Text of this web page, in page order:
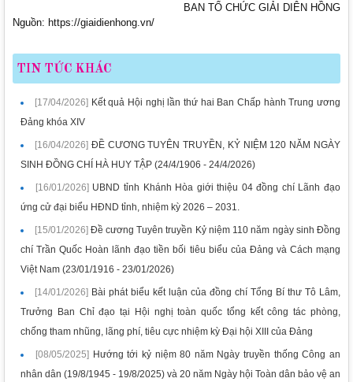
BAN TỔ CHỨC GIẢI DIÊN HỒNG
Nguồn: https://giaidienhong.vn/
TIN TỨC KHÁC
[17/04/2026] Kết quả Hội nghị lần thứ hai Ban Chấp hành Trung ương
Đảng khóa XIV
[16/04/2026] ĐỀ CƯƠNG TUYÊN TRUYỀN, KỶ NIỆM 120 NĂM NGÀY
SINH ĐỒNG CHÍ HÀ HUY TẬP (24/4/1906 - 24/4/2026)
[16/01/2026] UBND tỉnh Khánh Hòa giới thiệu 04 đồng chí Lãnh đạo
ứng cử đại biểu HĐND tỉnh, nhiệm kỳ 2026 – 2031.
[15/01/2026] Đề cương Tuyên truyền Kỷ niệm 110 năm ngày sinh Đồng
chí Trần Quốc Hoàn lãnh đạo tiền bối tiêu biểu của Đảng và Cách mạng
Việt Nam (23/01/1916 - 23/01/2026)
[14/01/2026] Bài phát biểu kết luận của đồng chí Tổng Bí thư Tô Lâm,
Trưởng Ban Chỉ đạo tại Hội nghị toàn quốc tổng kết công tác phòng,
chống tham nhũng, lãng phí, tiêu cực nhiệm kỳ Đại hội XIII của Đảng
[08/05/2025] Hướng tới kỷ niệm 80 năm Ngày truyền thống Công an
nhân dân (19/8/1945 - 19/8/2025) và 20 năm Ngày hội Toàn dân bảo vệ an